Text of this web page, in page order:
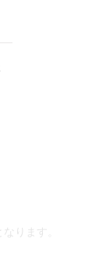
ります。